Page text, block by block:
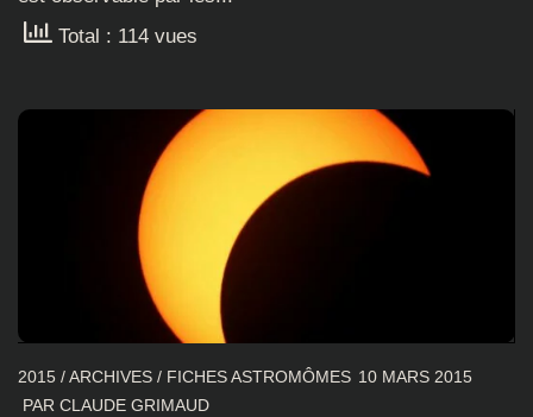
Total : 114 vues
2015 /ARCHIVES / FICHES ASTROMÔMES 10 MARS 2015
PAR CLAUDE GRIMAUD